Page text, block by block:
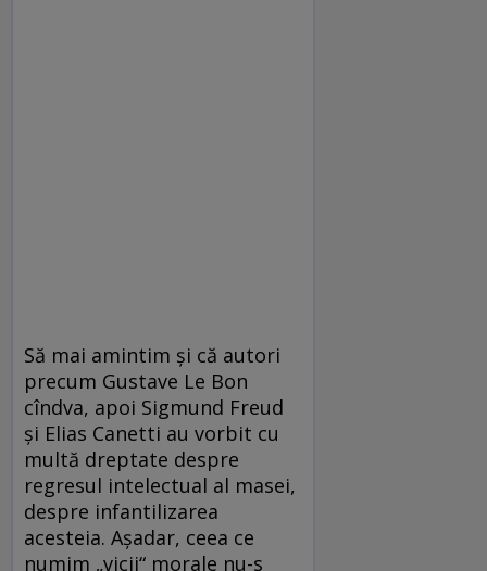
Să mai amintim şi că autori
precum Gustave Le Bon
cîndva, apoi Sigmund Freud
şi Elias Canetti au vorbit cu
multă dreptate despre
regresul intelectual al masei,
despre infantilizarea
acesteia. Aşadar, ceea ce
numim „vicii“ morale nu-s